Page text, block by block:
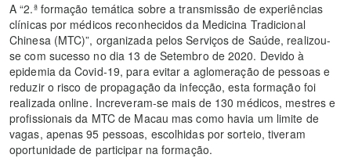
A “2.ª formação temática sobre a transmissão de experiências
clínicas por médicos reconhecidos da Medicina Tradicional
Chinesa (MTC)”, organizada pelos Serviços de Saúde, realizou-
se com sucesso no dia 13 de Setembro de 2020. Devido à
epidemia da Covid‑19, para evitar a aglomeração de pessoas e
reduzir o risco de propagação da infecção, esta formação foi
realizada online. Increveram-se mais de 130 médicos, mestres e
profissionais da MTC de Macau mas como havia um limite de
vagas, apenas 95 pessoas, escolhidas por sorteio, tiveram
oportunidade de participar na formação.